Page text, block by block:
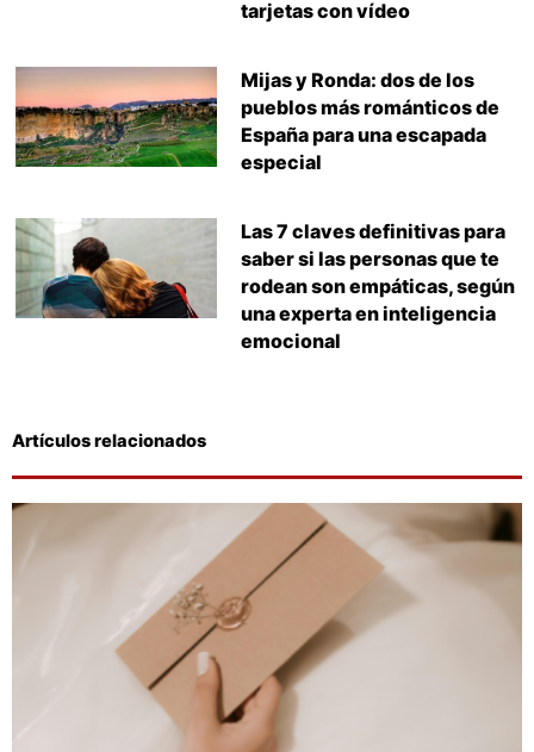
tarjetas con vídeo
Mijas y Ronda: dos de los
pueblos más románticos de
España para una escapada
especial
Las 7 claves definitivas para
saber si las personas que te
rodean son empáticas, según
una experta en inteligencia
emocional
Artículos relacionados